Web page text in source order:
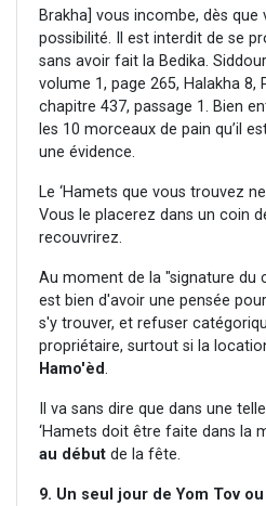
Brakha] vous incombe, dès que
possibilité. Il est interdit de se
sans avoir fait la Bedika.
volume 1, page 265, Halakha 8,
chapitre 437, passage 1. Bien
les 10 morceaux de pain qu’il
une évidence.
Le ‘Hamets que vous trouvez
Vous le placerez dans un coin
recouvrirez.
Au moment de la "signature du
est bien d'avoir une pensée
s'y trouver, et refuser
propriétaire, surtout si la
Hamo'èd.
Il va sans dire que dans une
‘Hamets doit être faite dans la
au début de la fête.
9. Un seul jour de Yom Tov